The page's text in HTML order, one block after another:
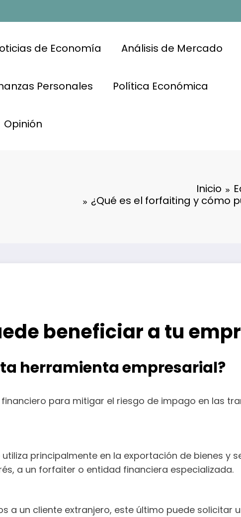
de Economía Análisis de Mercado
Personales Política Económica
Opinión
Inicio
¿Qué es el forfaiting y cómo
beneficiar a tu
herramienta empresarial?
para mitigar el riesgo de impago en las
principalmente en la exportación de bienes y
a un forfaiter o entidad financiera especializada.
a un cliente extranjero, este último puede solicitar